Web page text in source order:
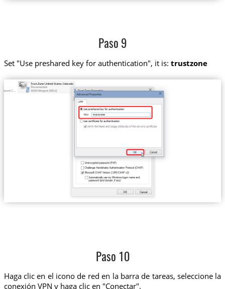
Paso 9
Set "Use preshared key for authentication", it is: trustzone
Trust.Zone-United-States-Colorado
trustzone
Paso 10
Haga clic en el icono de red en la barra de tareas, seleccione la
conexión VPN y haga clic en "Conectar".